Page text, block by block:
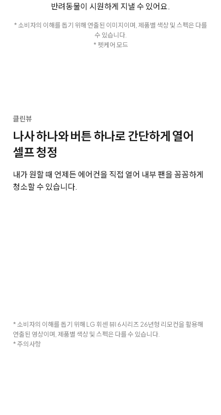
반려동물이 시원하게 지낼 수 있어요.
* 소비자의 이해를 돕기 위해 연출된 이미지이며, 제품별 색상 및 스펙은 다를
수 있습니다.
* 펫케어 모드
클린뷰
나사 하나와 버튼 하나로 간단하게 열어
셀프 청정
내가 원할 때 언제든 에어컨을 직접 열어 내부 팬을 꼼꼼하게
청소할 수 있습니다.
* 소비자의 이해를 돕기 위해 LG 휘센 뷰I 6시리즈 26년형 리모컨을 활용해
연출된 영상이며, 제품별 색상 및 스펙은 다를 수 있습니다.
* 주의사항